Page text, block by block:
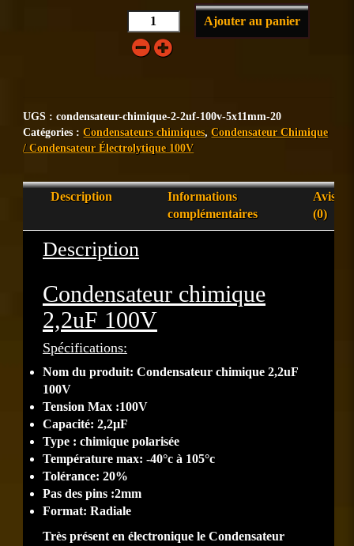
Ajouter au panier
UGS :condensateur-chimique-2-2uf-100v-5x11mm-20
Catégories :Condensateurs chimiques,Condensateur Chimique
/ Condensateur Électrolytique 100V
Description
Informations
complémentaires
Avis
(0)
Description
Condensateur chimique
2,2uF 100V
Spécifications:
Nom du produit: Condensateur chimique 2,2uF
100V
Tension Max :100V
Capacité: 2,2µF
Type : chimique polarisée
Température max: -40°c à 105°c
Tolérance: 20%
Pas des pins :2mm
Format: Radiale
Très présent en électronique le Condensateur